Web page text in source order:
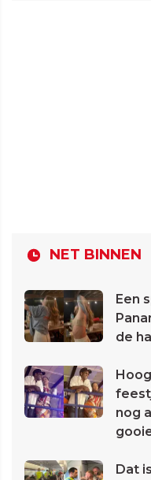
NET BINNEN
Een
de
nog
Dat